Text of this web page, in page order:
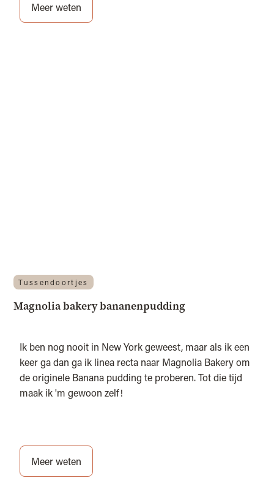
Meer weten
Tussendoortjes
Magnolia bakery bananenpudding
Ik ben nog nooit in New York geweest, maar als ik een
keer ga dan ga ik linea recta naar Magnolia Bakery om
de originele Banana pudding te proberen. Tot die tijd
maak ik 'm gewoon zelf!
Meer weten